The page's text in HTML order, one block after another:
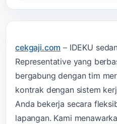
cekgaji.com – IDEKU
Representative yang
bergabung dengan tim
kontrak dengan sistem
Anda bekerja secara
lapangan. Kami